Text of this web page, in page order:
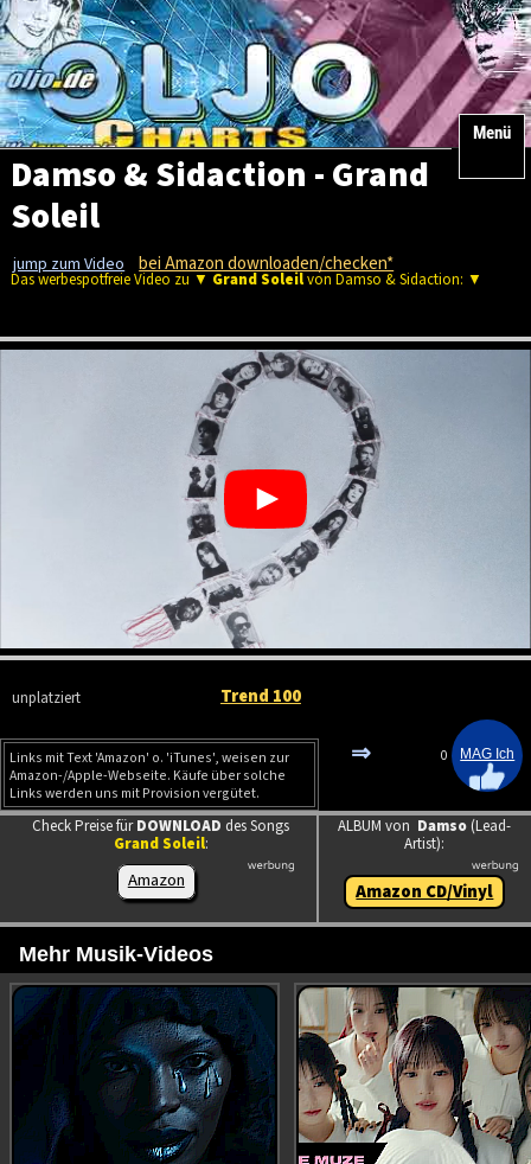
Menü
Damso & Sidaction - Grand
Soleil
jump zum Video bei Amazon downloaden/checken*
Das werbespotfreie Video zu ▼ Grand Soleilvon Damso & Sidaction: ▼
unplatziert Trend 100
Links mit Text 'Amazon' o. 'iTunes', weisen zur
Amazon-/Apple-Webseite. Käufe über solche
Links werden uns mit Provision vergütet.
⇒ 0
Check Preise fürDOWNLOAD des Songs
Grand Soleil:
Amazon
ALBUM von Damso (Lead-
Artist):
Amazon CD/Vinyl
Mehr Musik-Videos